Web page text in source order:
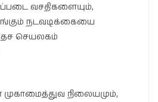
வசதிகளையும்,
நடவடிக்கையை
செயலகம்
நிலையமும்,